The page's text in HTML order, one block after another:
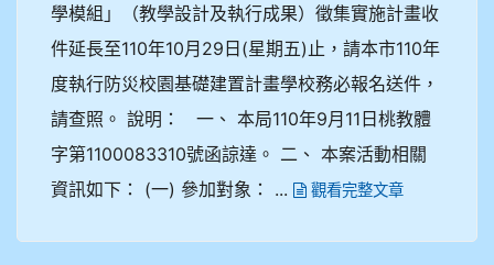
學模組」（教學設計及執行成果）徵集實施計畫收
件延長至110年10月29日(星期五)止，請本市110年
度執行防災校園基礎建置計畫學校務必報名送件，
請查照。 說明： 一、 本局110年9月11日桃教體
字第1100083310號函諒達。 二、 本案活動相關
資訊如下： (一) 參加對象： ...
觀看完整文章